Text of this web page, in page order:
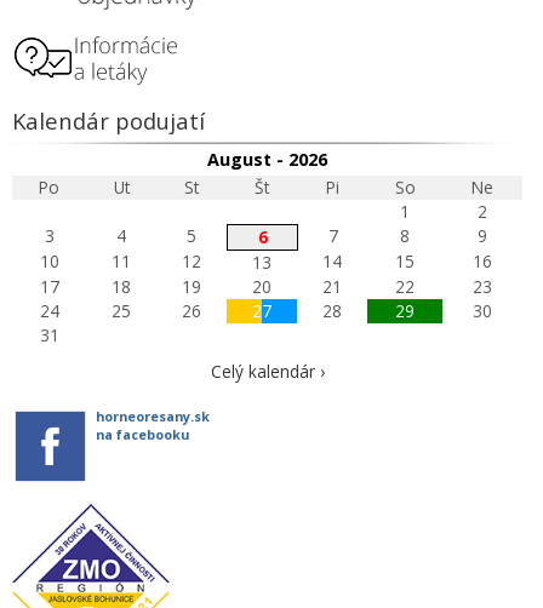
Kalendár podujatí
August - 2026
Po
Ut St Št Pi So
Ne
1
2
3
4 5 6 7 8
9
10
11 12 13 14 15
16
17
18 19 20 21 22
23
24
25 26 27 28 29
30
31
Celý kalendár ›
horneoresany.sk
na facebooku